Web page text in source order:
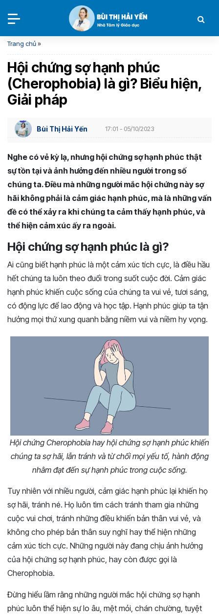
Trang chủ»
Hội chứng sợ hạnh phúc
(Cherophobia) là gì? Biểu hiện,
Giải pháp
Bùi Thị Hải Yến 17:01 - 05/10/2023
Nghe có vẻ kỳ lạ, nhưng hội chứng sợ hạnh phúc thật
sự tồn tại và ảnh hưởng đến nhiều người trong số
chúng ta. Điều mà những người mắc hội chứng này sợ
hãi không phải là cảm giác hạnh phúc, mà là những vấn
đề có thể xảy ra khi chúng ta cảm thấy hạnh phúc, và
thể hiện cảm xúc ấy ra ngoài.
Hội chứng sợ hạnh phúc là gì?
Ai cũng biết hạnh phúc là một cảm xúc tích cực, là điều hầu
hết chúng ta luôn theo đuổi trong suốt cuộc đời. Cảm giác
hạnh phúc khiến cuộc sống của chúng ta vui vẻ, tươi sáng,
có động lực để lao động và học tập. Hạnh phúc giúp ta tận
hưởng mọi thứ xung quanh bằng niềm vui và niềm hy vọng.
Hội chứng Cherophobia hay hội chứng sợ hạnh phúc khiến
chúng ta sợ hãi, lẫn tránh và từ chối mọi yếu tố, hành động
nhằm đạt đến sự hạnh phúc trong cuộc sống.
Tuy nhiên với nhiều người, cảm giác hạnh phúc lại khiến họ
sợ hãi, tránh né. Họ luôn tìm cách tránh tham gia những
cuộc vui chơi, tránh những điều khiến bản thân vui vẻ, và
không cho phép bản thân suy nghĩ hay thể hiện những
cảm xúc tích cực. Những người này đang chịu ảnh hưởng
của hội chứng sợ hạnh phúc, hay còn được gọi là
Cherophobia.
Đừng hiểu lầm rằng những người mắc hội chứng sợ hạnh
phúc luôn thể hiện sự lo âu, mệt mỏi, chán chường, tuyệt